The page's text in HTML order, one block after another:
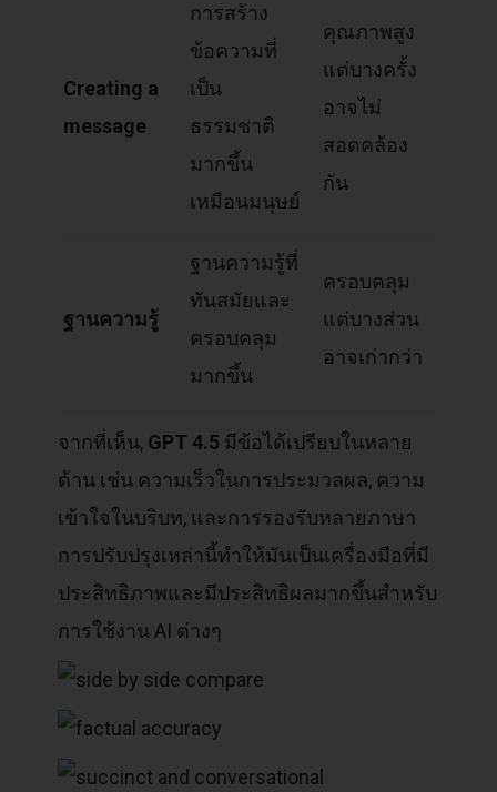
Creating a
message
การสร้าง
ข้อความที่
เป็น
ธรรมชาติ
มากขึ้น
เหมือนมนุษย์
คุณภาพสูง
แต่บางครั้ง
อาจไม่
สอดคล้อง
กัน
ฐานความรู้
ฐานความรู้ที่
ทันสมัยและ
ครอบคลุม
มากขึ้น
ครอบคลุม
แต่บางส่วน
อาจเก่ากว่า
จากที่เห็น, GPT 4.5 มีข้อได้เปรียบในหลาย
ด้าน เช่น ความเร็วในการประมวลผล, ความ
เข้าใจในบริบท, และการรองรับหลายภาษา
การปรับปรุงเหล่านี้ทำให้มันเป็นเครื่องมือที่มี
ประสิทธิภาพและมีประสิทธิผลมากขึ้นสำหรับ
การใช้งาน AI ต่างๆ